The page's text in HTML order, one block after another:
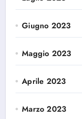
Giugno 2023
Maggio 2023
Aprile 2023
Marzo 2023